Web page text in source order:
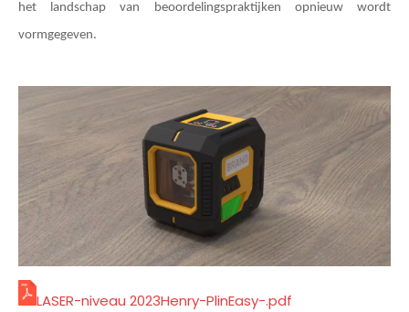
het landschap van beoordelingspraktijken opnieuw wordt
vormgegeven.
LASER-niveau 2023Henry-PlinEasy-.pdf